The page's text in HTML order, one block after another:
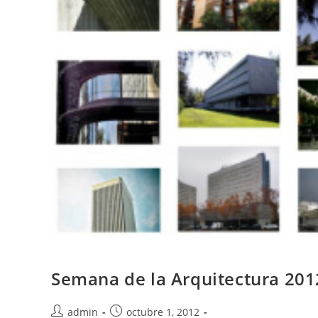
Semana de la Arquitectura
admin octubre 1, 2012